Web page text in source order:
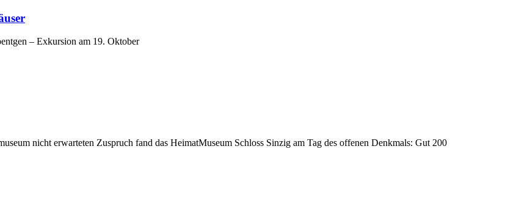
– Exkursion am 19. Oktober
nicht erwarteten Zuspruch fand das HeimatMuseum Schloss Sinzig am Tag des offenen Denkmals: Gut 200